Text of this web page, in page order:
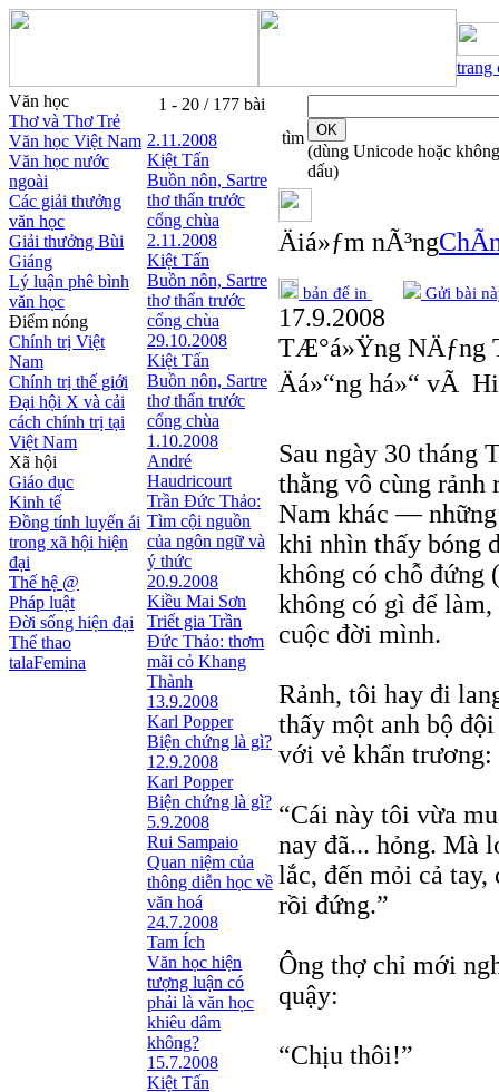
trang
Văn học
Thơ và Thơ Trẻ
Văn học Việt Nam
Văn học nước
ngoài
Các giải thưởng
văn học
Giải thưởng Bùi
Giáng
Lý luận phê bình
văn học
Điểm nóng
Chính trị Việt
Nam
Chính trị thế giới
Đại hội X và cải
cách chính trị tại
Việt Nam
Xã hội
Giáo dục
Kinh tế
Đồng tính luyến ái
trong xã hội hiện
đại
Thế hệ @
Pháp luật
Đời sống hiện đại
Thể thao
talaFemina
1 - 20 / 177 bài
2.11.2008
Kiệt Tấn
Buồn nôn, Sartre
thơ thẩn trước
cổng chùa
2.11.2008
Kiệt Tấn
Buồn nôn, Sartre
thơ thẩn trước
cổng chùa
29.10.2008
Kiệt Tấn
Buồn nôn, Sartre
thơ thẩn trước
cổng chùa
1.10.2008
André
Haudricourt
Trần Đức Thảo:
Tìm cội nguồn
của ngôn ngữ và
ý thức
20.9.2008
Kiều Mai Sơn
Triết gia Trần
Ðức Thảo: thơm
mãi cỏ Khang
Thành
13.9.2008
Karl Popper
Biện chứng là gì?
12.9.2008
Karl Popper
Biện chứng là gì?
5.9.2008
Rui Sampaio
Quan niệm của
thông diễn học về
văn hoá
24.7.2008
Tam Ích
Văn học hiện
tượng luận có
phải là văn học
khiêu dâm
không?
15.7.2008
Kiệt Tấn
tìm
(dùng Unicode hoặc không
dấu)
Äiá»ƒm nÃ³ng
bản để in Gửi bài
17.9.2008
TÆ°á»Ÿng NÄƒng
Äá»“ng há»“ vÃ
Sau ngày 30 tháng
thằng vô cùng
Nam khác — những
khi nhìn thấy bóng
không có chỗ
không có gì để
cuộc đời mình.
Rảnh, tôi hay đi
thấy một anh bộ
với vẻ khẩn trương:
“Cái này tôi vừa
nay đã... hỏng. Mà
lắc, đến mỏi cả
rồi đứng.”
Ông thợ chỉ mới
quậy:
“Chịu thôi!”